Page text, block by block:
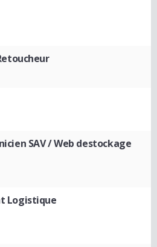
SAV / Web destockage
Logistique